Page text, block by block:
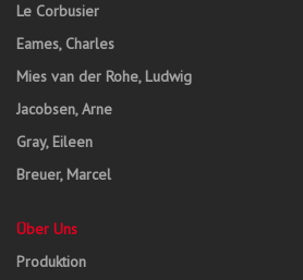
Le Corbusier
Eames, Charles
Mies van der Rohe, Ludwig
Jacobsen, Arne
Gray, Eileen
Breuer, Marcel
Über Uns
Produktion